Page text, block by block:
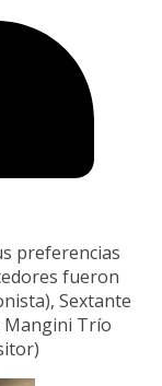
preferencias
fueron
Sextante
Mangini Trío